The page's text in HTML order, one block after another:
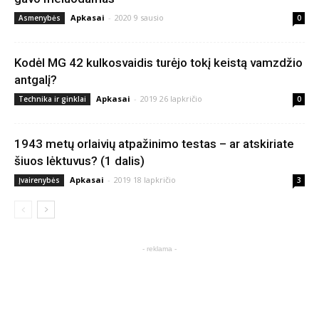
Asmenybės Apkasai - 2020 9 sausio 0
Kodėl MG 42 kulkosvaidis turėjo tokį keistą vamzdžio
antgalį?
Technika ir ginklai Apkasai - 2019 26 lapkričio 0
1943 metų orlaivių atpažinimo testas – ar atskiriate
šiuos lėktuvus? (1 dalis)
Įvairenybės Apkasai - 2019 18 lapkričio 3
- reklama -